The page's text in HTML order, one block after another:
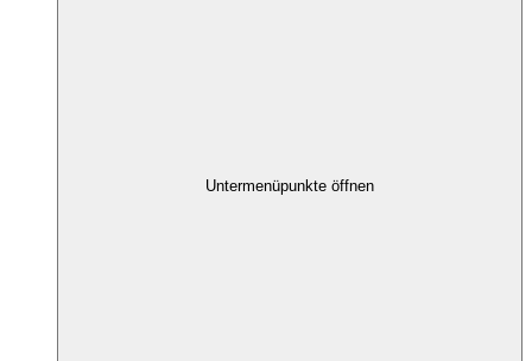
Untermenüpunkte öffnen